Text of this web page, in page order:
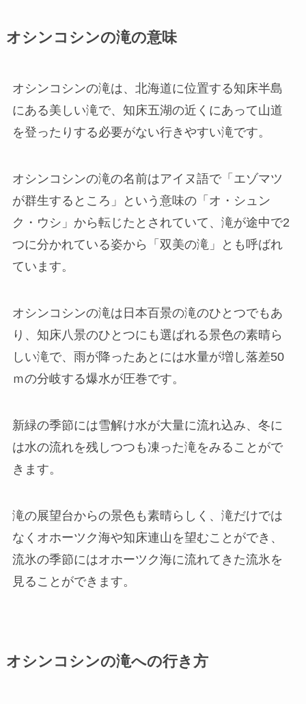
オシンコシンの滝の意味
オシンコシンの滝は、北海道に位置する知床半島
にある美しい滝で、知床五湖の近くにあって山道
を登ったりする必要がない行きやすい滝です。
オシンコシンの滝の名前はアイヌ語で「エゾマツ
が群生するところ」という意味の「オ・シュン
ク・ウシ」から転じたとされていて、滝が途中で2
つに分かれている姿から「双美の滝」とも呼ばれ
ています。
オシンコシンの滝は日本百景の滝のひとつでもあ
り、知床八景のひとつにも選ばれる景色の素晴ら
しい滝で、雨が降ったあとには水量が増し落差50
ｍの分岐する爆水が圧巻です。
新緑の季節には雪解け水が大量に流れ込み、冬に
は水の流れを残しつつも凍った滝をみることがで
きます。
滝の展望台からの景色も素晴らしく、滝だけでは
なくオホーツク海や知床連山を望むことができ、
流氷の季節にはオホーツク海に流れてきた流氷を
見ることができます。
オシンコシンの滝への行き方